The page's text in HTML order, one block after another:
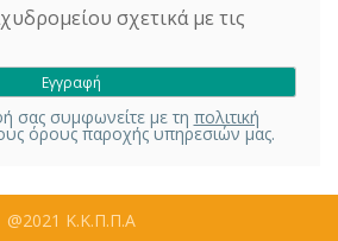
σχετικά με τις
σας συμφωνείτε με τη πολιτική
όρους παροχής υπηρεσιών μας.
@2021 Κ.Κ.Π.Π.Α